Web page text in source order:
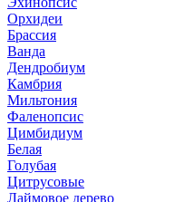
Орхидеи
Брассия
Ванда
Дендробиум
Камбрия
Мильтония
Фаленопсис
Цимбидиум
Белая
Голубая
Цитрусовые
Лаймовое дерево